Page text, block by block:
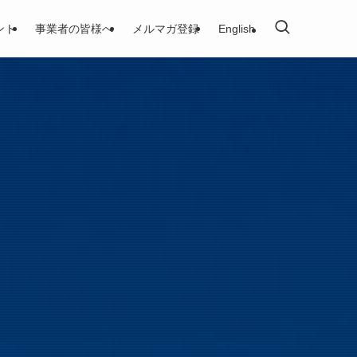
ト 事業者の皆様へ メルマガ登録 English